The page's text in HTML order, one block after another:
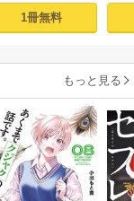
ど、私は今日も元
気に暮らしていま
本】 1
1冊無料
もっと見る